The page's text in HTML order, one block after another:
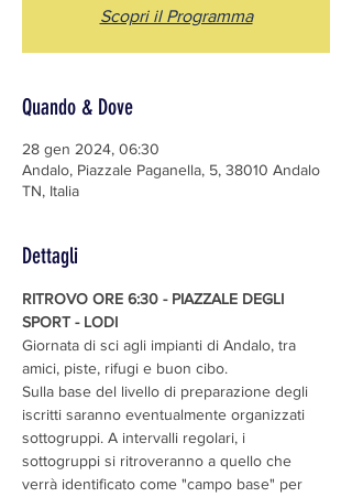
Scopri il Programma
Quando & Dove
28 gen 2024, 06:30
Andalo, Piazzale Paganella, 5, 38010 Andalo
TN, Italia
Dettagli
RITROVO ORE 6:30 - PIAZZALE DEGLI
SPORT - LODI
Giornata di sci agli impianti di Andalo, tra
amici, piste, rifugi e buon cibo.
Sulla base del livello di preparazione degli
iscritti saranno eventualmente organizzati
sottogruppi. A intervalli regolari, i
sottogruppi si ritroveranno a quello che
verrà identificato come "campo base" per